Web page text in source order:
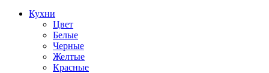
Кухни
Цвет
Белые
Черные
Желтые
Красные